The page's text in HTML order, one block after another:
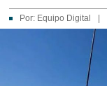
Por: Equipo Digital